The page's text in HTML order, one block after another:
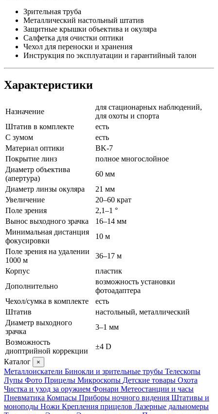
Зрительная труба
Металлический настольный штатив
Защитные крышки объектива и окуляра
Салфетка для очистки оптики
Чехол для переноски и хранения
Инструкция по эксплуатации и гарантийный талон
Характеристики
Назначение
для стационарных наблюдений,
для охоты и спорта
Штатив в комплекте
есть
С зумом
есть
Материал оптики
BK-7
Покрытие линз
полное многослойное
Диаметр объектива
(апертура)
60 мм
Диаметр линзы окуляра
21 мм
Увеличение
20–60 крат
Поле зрения
2,1–1 °
Вынос выходного зрачка
16–14 мм
Минимальная дистанция
фокусировки
10 м
Поле зрения на удалении
1000 м
36–17 м
Корпус
пластик
Дополнительно
возможность установки
фотоадаптера
Чехол/сумка в комплекте
есть
Штатив
настольный, металлический
Диаметр выходного
зрачка
3–1 мм
Возможность
диоптрийной коррекции
±4 D
Каталог
×
Металлоискатели Бинокли и зрительные трубы Телескопы
Лупы Фото Прицелы Микроскопы Детские товары Охота
Чистка и уход за оружием Фонари Метеостанции и часы
Пневматика Компасы Приборы ночного видения Штативы и
моноподы Ножи Крепления прицелов Лазерные дальномеры